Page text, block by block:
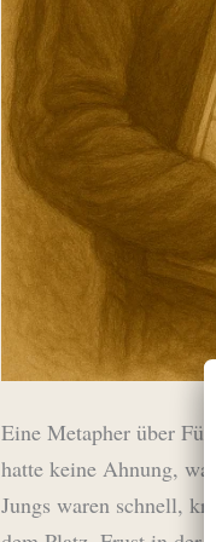
Eine Metapher über
hatte keine Ahnung,
Jungs waren schnell,